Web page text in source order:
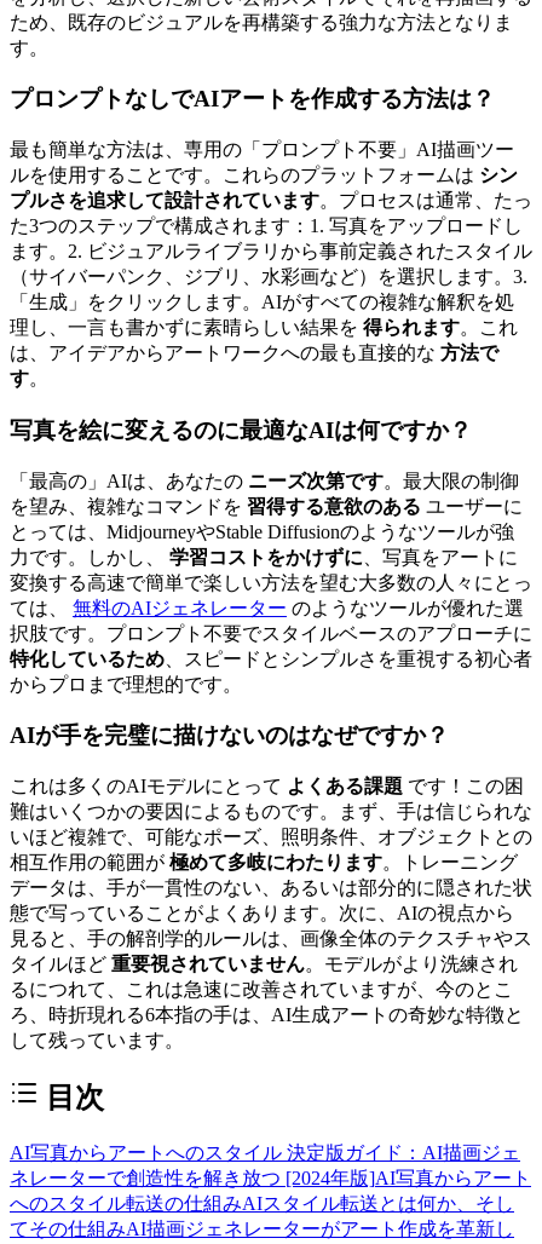
ため、既存のビジュアルを再構築する強力な方法となりま
す。
プロンプトなしでAIアートを作成する方法は？
最も簡単な方法は、専用の「プロンプト不要」AI描画ツー
ルを使用することです。これらのプラットフォームは シン
プルさを追求して設計されています。プロセスは通常、たっ
た3つのステップで構成されます：1. 写真をアップロードし
ます。2. ビジュアルライブラリから事前定義されたスタイル
（サイバーパンク、ジブリ、水彩画など）を選択します。3.
「生成」をクリックします。AIがすべての複雑な解釈を処
理し、一言も書かずに素晴らしい結果を 得られます。これ
は、アイデアからアートワークへの最も直接的な 方法で
す。
写真を絵に変えるのに最適なAIは何ですか？
「最高の」AIは、あなたの ニーズ次第です。最大限の制御
を望み、複雑なコマンドを 習得する意欲のある ユーザーに
とっては、MidjourneyやStable Diffusionのようなツールが強
力です。しかし、 学習コストをかけずに 、写真をアートに
変換する高速で簡単で楽しい方法を望む大多数の人々にとっ
ては、 無料のAIジェネレーター のようなツールが優れた選
択肢です。プロンプト不要でスタイルベースのアプローチに
特化しているため 、スピードとシンプルさを重視する初心者
からプロまで理想的です。
AIが手を完璧に描けないのはなぜですか？
これは多くのAIモデルにとって よくある課題 です！この困
難はいくつかの要因によるものです。まず、手は信じられな
いほど複雑で、可能なポーズ、照明条件、オブジェクトとの
相互作用の範囲が 極めて多岐にわたります。トレーニング
データは、手が一貫性のない、あるいは部分的に隠された状
態で写っていることがよくあります。次に、AIの視点から
見ると、手の解剖学的ルールは、画像全体のテクスチャやス
タイルほど 重要視されていません。モデルがより洗練され
るにつれて、これは急速に改善されていますが、今のとこ
ろ、時折現れる6本指の手は、AI生成アートの奇妙な特徴と
して残っています。
目次
AI写真からアートへのスタイル 決定版ガイド：AI描画ジェ
ネレーターで創造性を解き放つ [2024年版]AI写真からアート
へのスタイル転送の仕組みAIスタイル転送とは何か、そし
てその仕組みAI描画ジェネレーターがアート作成を革新し